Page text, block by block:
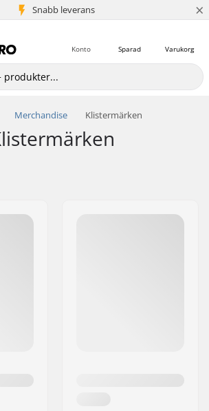
Snabb leverans
5+ milj. kunder ×
Varukorg
Sparad
Konto
Merchandise Klistermärken